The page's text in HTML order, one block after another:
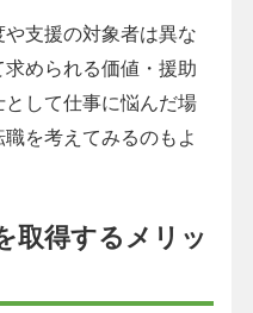
支援の対象者は異な
められる価値・援助
して仕事に悩んだ場
を考えてみるのもよ
取得するメリッ